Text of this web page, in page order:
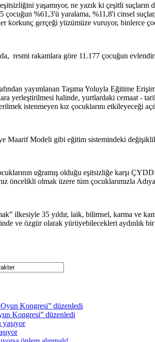
eşitsizliğini yaşamıyor, ne yazık ki çeşitli
%61,3'ü yaralama, %11,8'i cinsel
korkunç gerçeği yüzümüze vuruyor, binlerce
resmi rakamlara göre 11.177 çocuğun
yayımlanan Taşıma Yoluyla Eğitime
yerleştirilmesi halinde, yurtlardaki cemaat -
istenmeyen kız çocuklarını etkileyeceği
Modeli gibi eğitim sistemindeki
uğramış olduğu eşitsizliğe karşı
öncelikli olmak üzere tüm çocuklarımızla
ilkesiyle 35 yıldır, laik, bilimsel, karma ve
ve özgür olarak yürüyebilecekleri aydınlık
Kongresi” düzenledi